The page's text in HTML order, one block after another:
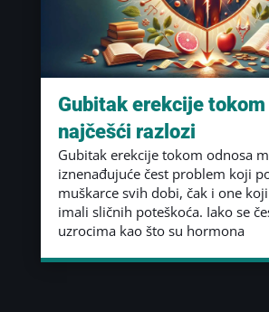
Gubitak erekcije tokom
najčešći razlozi
Gubitak erekcije tokom odnosa
iznenađujuće čest problem koji
muškarce svih dobi, čak i one
imali sličnih poteškoća. Iako se
uzrocima kao što su hormona